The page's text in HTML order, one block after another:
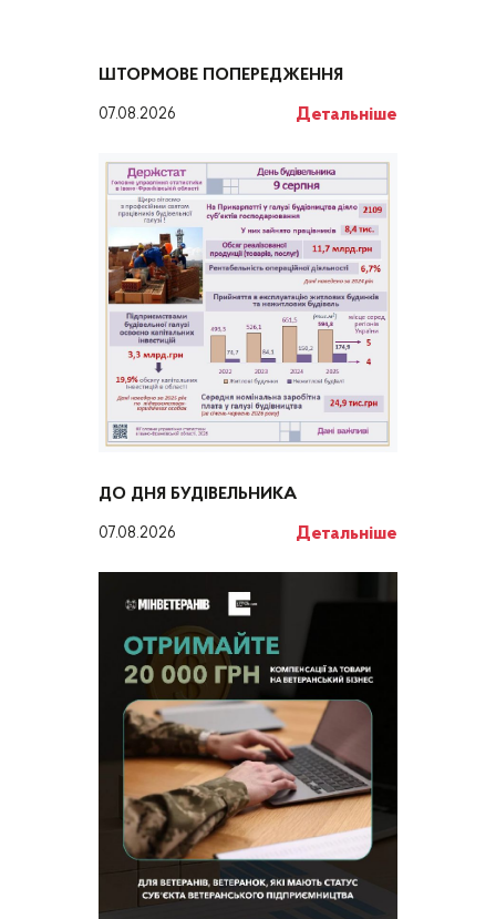
ШТОРМОВЕ ПОПЕРЕДЖЕННЯ
07.08.2026 Детальніше
ДО ДНЯ БУДІВЕЛЬНИКА
07.08.2026 Детальніше